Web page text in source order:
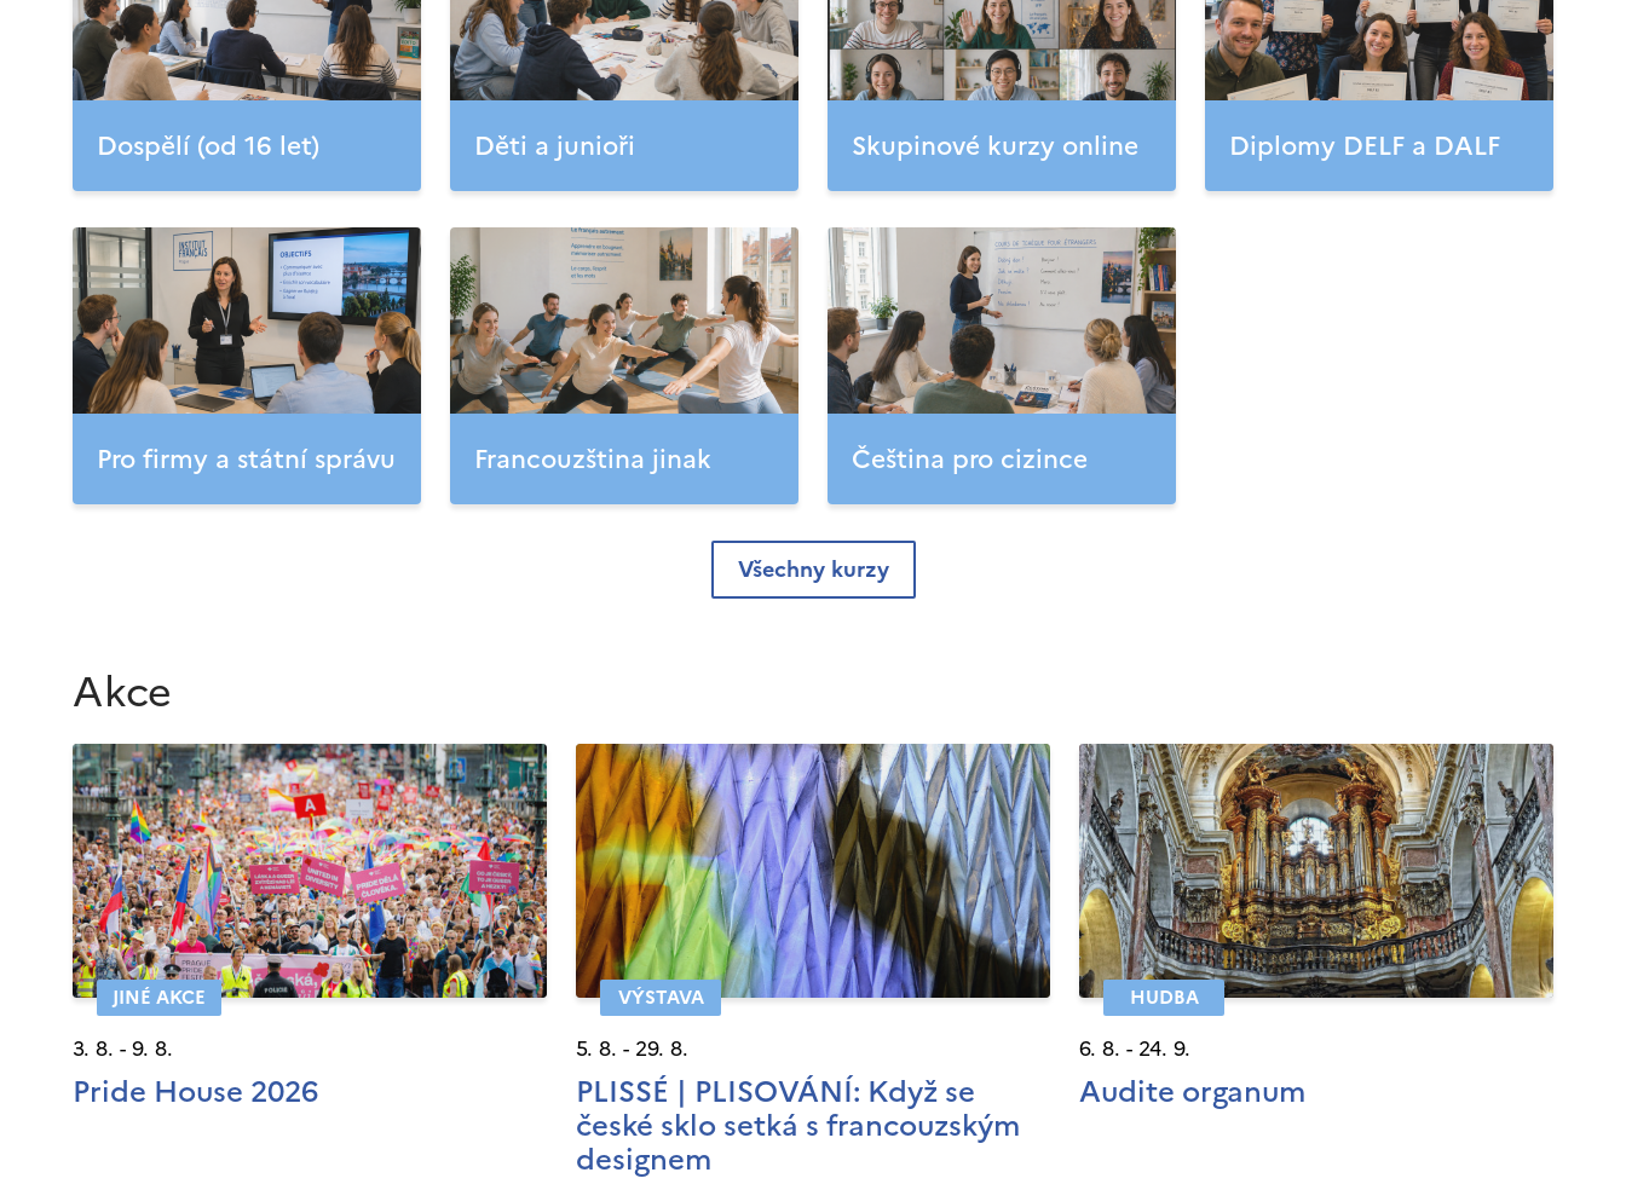
Dospělí (od 16 let) Děti a junioři Skupinové kurzy online Diplomy DELF a DALF
Pro firmy a státní správu Francouzština jinak Čeština pro cizince
Všechny kurzy
Akce
JINÉ AKCE
3. 8. - 9. 8.
Pride House 2026
VÝSTAVA
5. 8. - 29. 8.
PLISSÉ | PLISOVÁNÍ: Když se
české sklo setká s francouzským
designem
HUDBA
6. 8. - 24. 9.
Audite organum